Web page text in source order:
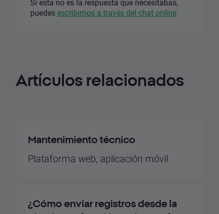
puedesescribirnos a través del chat online
Artículos relacionados
Mantenimiento técnico
Plataforma web, aplicación móvil
¿Cómo enviar registros desde la